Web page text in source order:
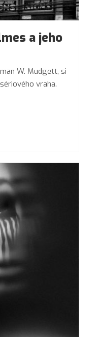
a jeho
W. Mudgett, si
vraha.